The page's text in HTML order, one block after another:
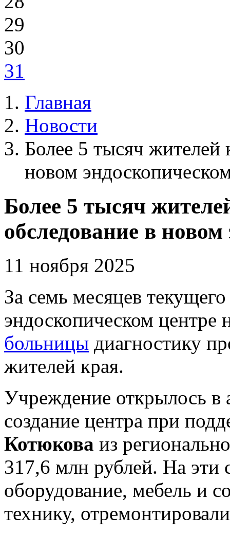
29
30
31
Главная
Новости
Более 5 тысяч жителей
новом
Более 5 тысяч
обследование в
11 ноября 2025
За семь месяцев
эндоскопическом центре
больницы диагностику
жителей края.
Учреждение открылось в
создание центра при
Котюкова из
317,6 млн рублей. На эти
оборудование, мебель и
технику,